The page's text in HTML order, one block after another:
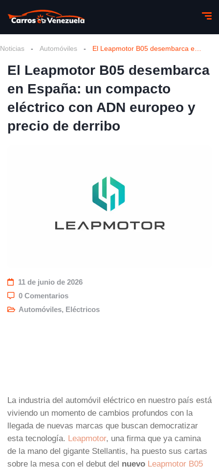
Noticias - Automóviles -
El Leapmotor B05 desembarca
en España: un compacto
eléctrico con ADN europeo y
precio de derribo
11 de junio de 2026
0 Comentarios
Automóviles, Eléctricos
La industria del automóvil eléctrico en nuestro país está
viviendo un momento de cambios profundos con la
llegada de nuevas marcas que buscan democratizar
esta tecnología. Leapmotor, una firma que ya camina
de la mano del gigante Stellantis, ha puesto sus cartas
sobre la mesa con el debut del nuevo Leapmotor B05